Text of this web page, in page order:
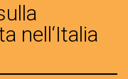
nell‘Italia